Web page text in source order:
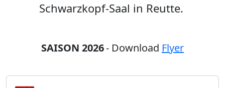
Schwarzkopf-Saal in Reutte.
SAISON 2026- Download Flyer